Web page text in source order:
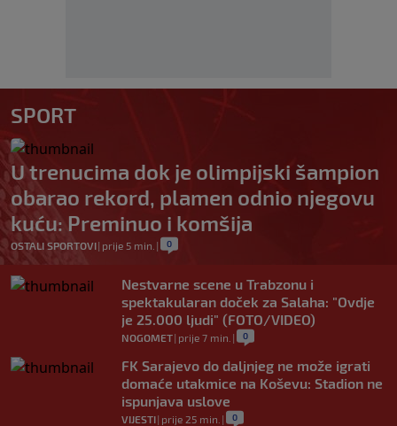
SPORT
U trenucima dok je olimpijski šampion
obarao rekord, plamen odnio njegovu
kuću: Preminuo i komšija
OSTALI SPORTOVI| prije 5 min. | 0
Nestvarne scene u Trabzonu i
spektakularan doček za Salaha: "Ovdje
je 25.000 ljudi" (FOTO/VIDEO)
NOGOMET| prije 7 min. | 0
FK Sarajevo do daljnjeg ne može igrati
domaće utakmice na Koševu: Stadion ne
ispunjava uslove
VIJESTI| prije 25 min. | 0